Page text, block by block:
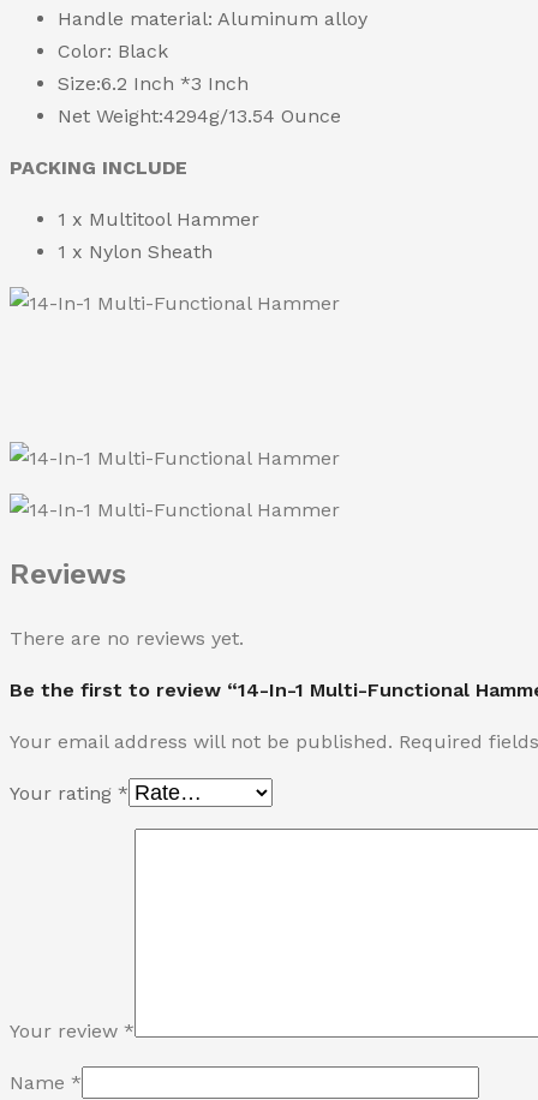
Handle material: Aluminum alloy
Color: Black
Size:6.2 Inch *3 Inch
Net Weight:4294g/13.54 Ounce
PACKING INCLUDE
1 x Multitool Hammer
1 x Nylon Sheath
Reviews
There are no reviews yet.
Be the first to review “14-In-1 Multi-Functional
Your email address will not be published. Required
Your rating *
Your review *
Name *